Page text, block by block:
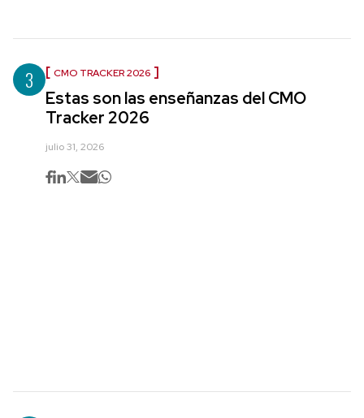
3 CMO TRACKER 2026
Estas son las enseñanzas del CMO
Tracker 2026
julio 31, 2026